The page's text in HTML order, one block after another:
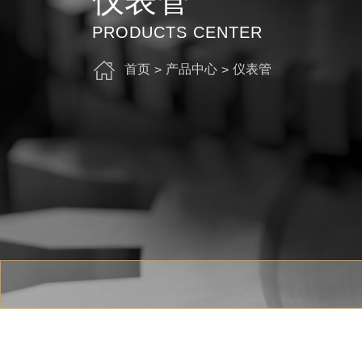
PRODUCTS CENTER
首页 > 产品中心 > 仪表管